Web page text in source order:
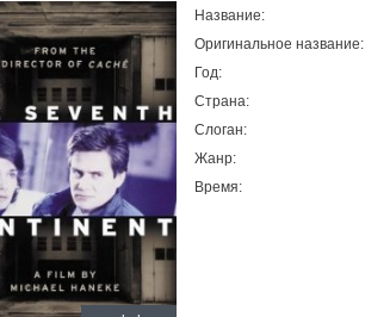
Название:
Оригинальное название:
Год:
Страна:
Слоган:
Жанр:
Время: